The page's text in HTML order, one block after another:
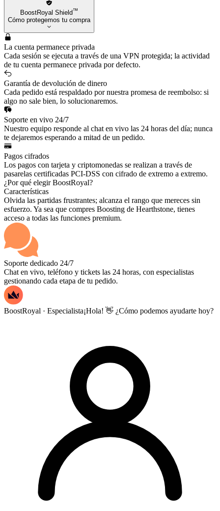
BoostRoyal Shield™
Cómo protegemos tu compra
La cuenta permanece privada
Cada sesión se ejecuta a través de una VPN protegida; la actividad
de tu cuenta permanece privada por defecto.
Garantía de devolución de dinero
Cada pedido está respaldado por nuestra promesa de reembolso: si
algo no sale bien, lo solucionaremos.
Soporte en vivo 24/7
Nuestro equipo responde al chat en vivo las 24 horas del día; nunca
te dejaremos esperando a mitad de un pedido.
Pagos cifrados
Los pagos con tarjeta y criptomonedas se realizan a través de
pasarelas certificadas PCI-DSS con cifrado de extremo a extremo.
¿Por qué elegir BoostRoyal?
Características
Olvida las partidas frustrantes; alcanza el rango que mereces sin
esfuerzo. Ya sea que compres Boosting de Hearthstone, tienes
acceso a todas las funciones premium.
Soporte dedicado 24/7
Chat en vivo, teléfono y tickets las 24 horas, con especialistas
gestionando cada etapa de tu pedido.
BoostRoyal · Especialista¡Hola! 👋 ¿Cómo podemos ayudarte hoy?